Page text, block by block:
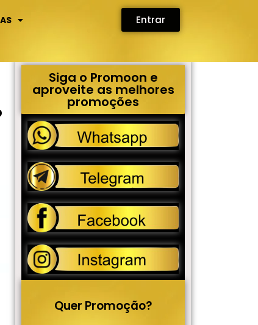
Entrar
Siga o Promoon e
aproveite as melhores
promoções
Quer Promoção?